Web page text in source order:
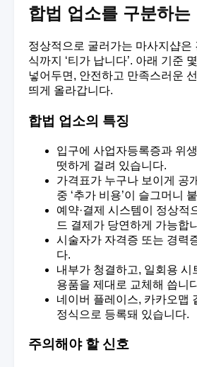
합법 업소를 구분하는
정상적으로 굴러가는 마사지샵은
식까지 ‘티가 납니다’. 아래 기준
넣어두면, 안전하고 만족스러운
띄게 올라갑니다.
합법 업소의 특징
입구에 사업자등록증과 위
떳하게 걸려 있습니다.
가격표가 누구나 보이게 공
중 ‘추가 비용’이 슬그머니
예약·결제 시스템이 정상적
드 결제가 당연하게 가능합
시술자가 자격증 또는 경력
다.
내부가 청결하고, 일회용 시
용품을 제대로 교체해 씁니
네이버 플레이스, 카카오맵
정식으로 등록돼 있습니다.
주의해야 할 신호